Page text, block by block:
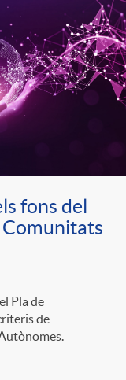
fons del
Comunitats
Pla de
de